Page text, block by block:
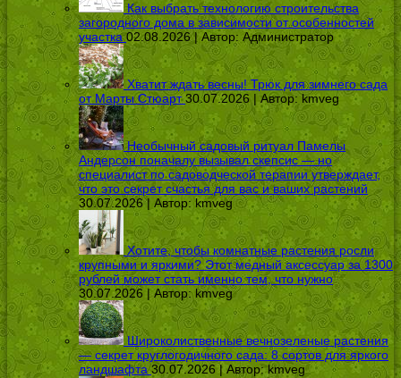
Как выбрать технологию строительства
загородного дома в зависимости от особенностей
участка 02.08.2026 | Автор: Администратор
Хватит ждать весны! Трюк для зимнего сада
от Марты Стюарт 30.07.2026 | Автор:kmveg
Необычный садовый ритуал Памелы
Андерсон поначалу вызывал скепсис — но
специалист по садоводческой терапии утверждает,
что это секрет счастья для вас и ваших растений
30.07.2026 | Автор: kmveg
Хотите, чтобы комнатные растения росли
крупными и яркими? Этот медный аксессуар за 1300
рублей может стать именно тем, что нужно
30.07.2026 | Автор:kmveg
Широколиственные вечнозеленые растения
— секрет круглогодичного сада: 8 сортов для яркого
ландшафта 30.07.2026 | Автор:kmveg